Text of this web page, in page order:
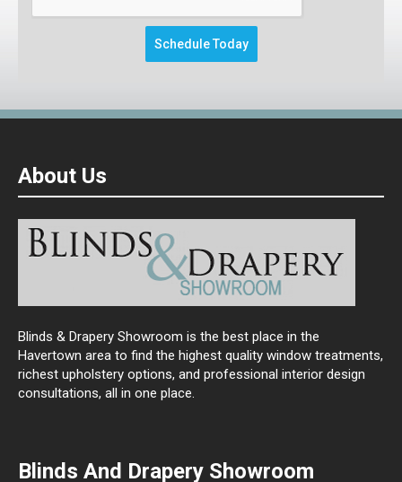
Schedule Today
About Us
Blinds & Drapery Showroom is the best place in the
Havertown area to find the highest quality window treatments,
richest upholstery options, and professional interior design
consultations, all in one place.
Blinds And Drapery Showroom